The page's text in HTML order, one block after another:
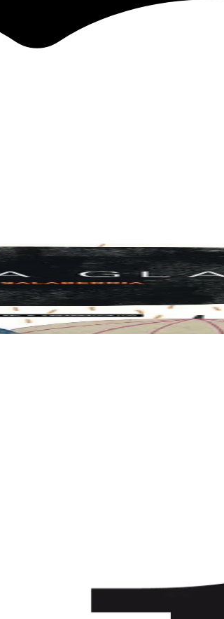
pluie. Rien que du plaisir à voir les parapluies...